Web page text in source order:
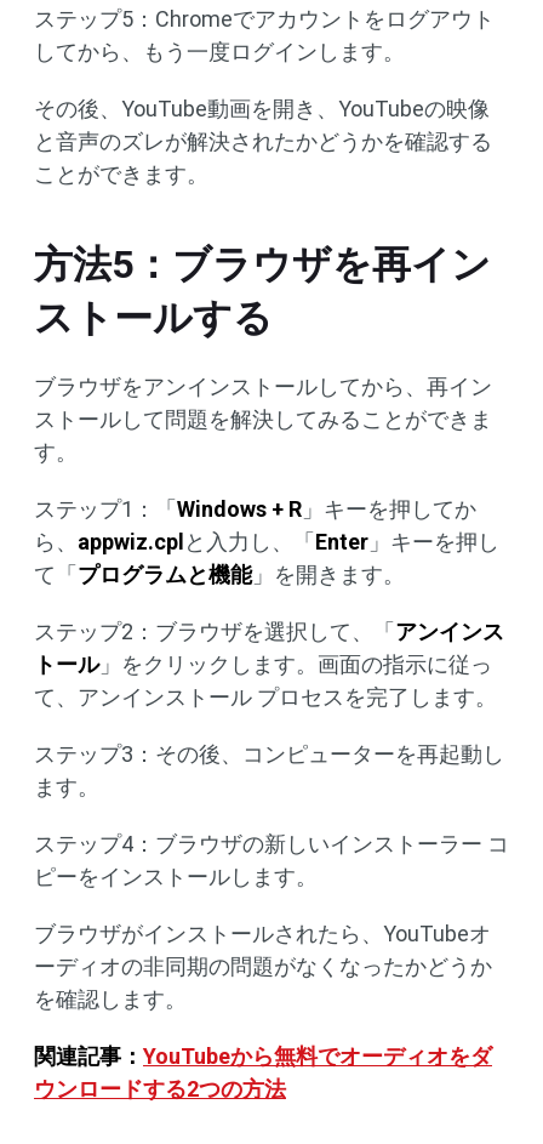
ステップ5：Chromeでアカウントをログアウト
してから、もう一度ログインします。
その後、YouTube動画を開き、YouTubeの映像
と音声のズレが解決されたかどうかを確認する
ことができます。
方法5：ブラウザを再イン
ストールする
ブラウザをアンインストールしてから、再イン
ストールして問題を解決してみることができま
す。
ステップ1：「 Windows + R 」キーを押してか
ら、 appwiz.cpl と入力し、「 Enter 」キーを押し
て「 プログラムと機能」を開きます。
ステップ2：ブラウザを選択して、「 アンインス
トール」をクリックします。画面の指示に従っ
て、アンインストール プロセスを完了します。
ステップ3：その後、コンピューターを再起動し
ます。
ステップ4：ブラウザの新しいインストーラー コ
ピーをインストールします。
ブラウザがインストールされたら、YouTubeオ
ーディオの非同期の問題がなくなったかどうか
を確認します。
関連記事： YouTubeから無料でオーディオをダ
ウンロードする2つの方法